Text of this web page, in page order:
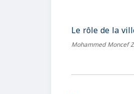
Le rôle de la
Mohammed Moncef